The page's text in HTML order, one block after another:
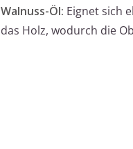
Walnuss-Öl: Eignet sich
das Holz, wodurch die